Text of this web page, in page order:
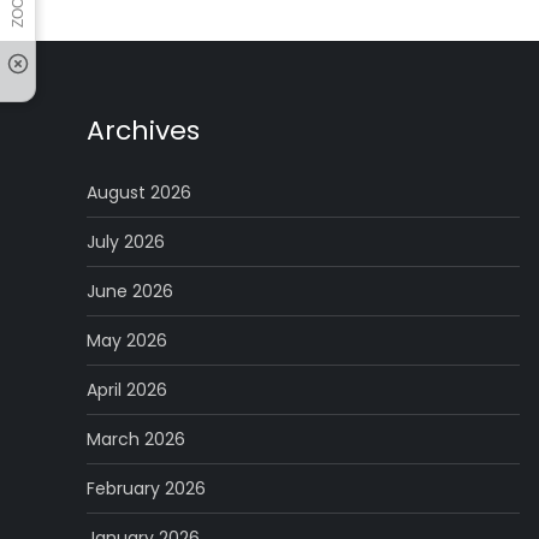
Archives
August 2026
July 2026
June 2026
May 2026
April 2026
March 2026
February 2026